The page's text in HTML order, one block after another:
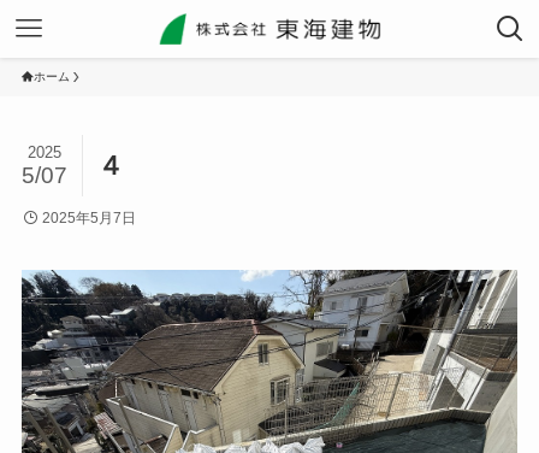
ホーム
４
2025
5/07
2025年5月7日